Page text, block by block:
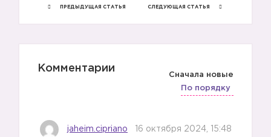
ПРЕДЫДУЩАЯ СТАТЬЯ СЛЕДУЮЩАЯ СТАТЬЯ
Комментарии
Сначала новые
По порядку
jaheim.cipriano 16 октября 2024, 15:48